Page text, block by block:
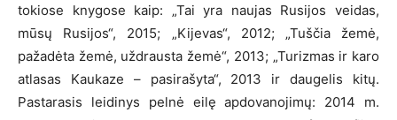
tokiose knygose kaip: „Tai yra naujas Rusijos veidas,
mūsų Rusijos“, 2015; „Kijevas“, 2012; „Tuščia žemė,
pažadėta žemė, uždrausta žemė“, 2013; „Turizmas ir karo
atlasas Kaukaze – pasirašyta“, 2013 ir daugelis kitų.
Pastarasis leidinys pelnė eilę apdovanojimų: 2014 m.